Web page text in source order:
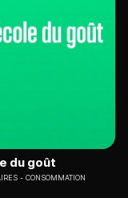
du goût
CONSOMMATION